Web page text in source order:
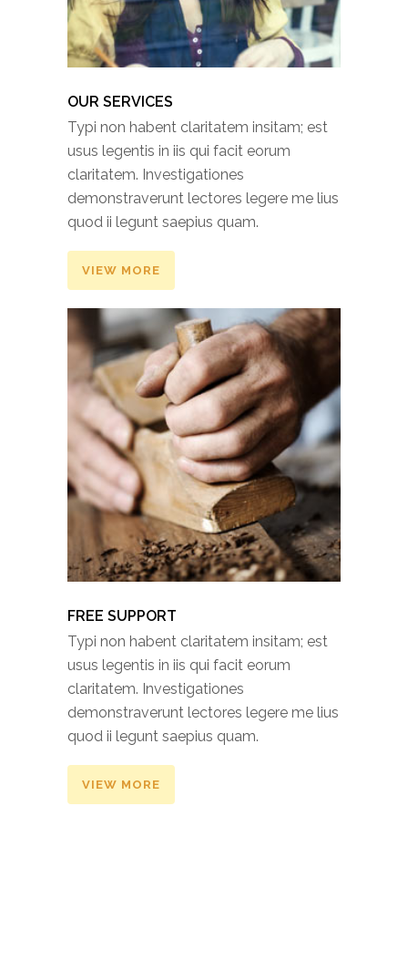
OUR SERVICES
Typi non habent claritatem insitam; est
usus legentis in iis qui facit eorum
claritatem. Investigationes
demonstraverunt lectores legere me lius
quod ii legunt saepius quam.
VIEW MORE
FREE SUPPORT
Typi non habent claritatem insitam; est
usus legentis in iis qui facit eorum
claritatem. Investigationes
demonstraverunt lectores legere me lius
quod ii legunt saepius quam.
VIEW MORE